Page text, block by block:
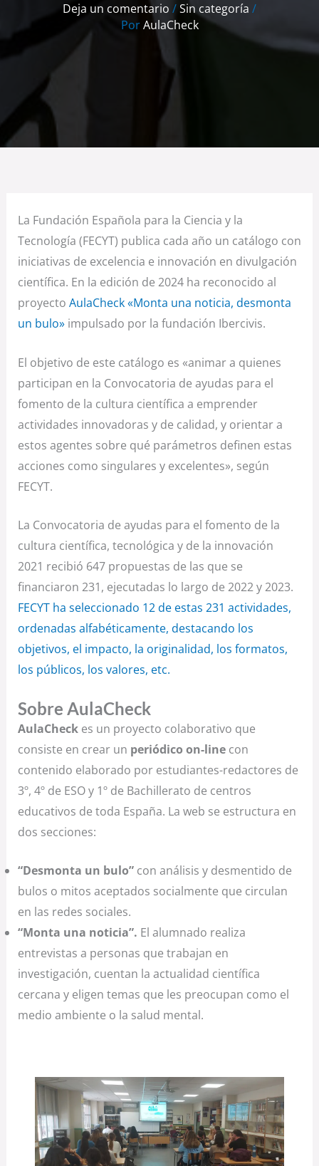
Deja un comentario /Sin categoría /
PorAulaCheck
La Fundación Española para la Ciencia y la
Tecnología (FECYT) publica cada año un catálogo con
iniciativas de excelencia e innovación en divulgación
científica. En la edición de 2024 ha reconocido al
proyecto AulaCheck «Monta una noticia, desmonta
un bulo»impulsado por la fundación Ibercivis.
El objetivo de este catálogo es «animar a quienes
participan en la Convocatoria de ayudas para el
fomento de la cultura científica a emprender
actividades innovadoras y de calidad, y orientar a
estos agentes sobre qué parámetros definen estas
acciones como singulares y excelentes», según
FECYT.
La Convocatoria de ayudas para el fomento de la
cultura científica, tecnológica y de la innovación
2021 recibió 647 propuestas de las que se
financiaron 231, ejecutadas lo largo de 2022 y 2023.
FECYT ha seleccionado 12 de estas 231 actividades,
ordenadas alfabéticamente, destacando los
objetivos, el impacto, la originalidad, los formatos,
los públicos, los valores, etc.
Sobre AulaCheck
AulaCheck es un proyecto colaborativo que
consiste en crear un periódico on-line con
contenido elaborado por estudiantes-redactores de
3º, 4º de ESO y 1º de Bachillerato de centros
educativos de toda España. La web se estructura en
dos secciones:
“Desmonta un bulo” con análisis y desmentido de
bulos o mitos aceptados socialmente que circulan
en las redes sociales.
“Monta una noticia”. El alumnado realiza
entrevistas a personas que trabajan en
investigación, cuentan la actualidad científica
cercana y eligen temas que les preocupan como el
medio ambiente o la salud mental.